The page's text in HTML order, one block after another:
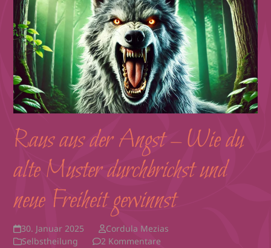
Raus aus der Angst – Wie du
alte Muster durchbrichst und
neue Freiheit gewinnst
30. Januar 2025
Cordula Mezias
Selbstheilung
2 Kommentare